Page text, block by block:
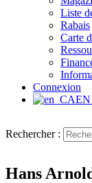
Liste
Rabais
Carte
Connexion
Rechercher :
Hans